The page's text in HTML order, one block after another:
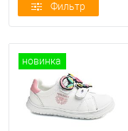
Фильтр
новинка